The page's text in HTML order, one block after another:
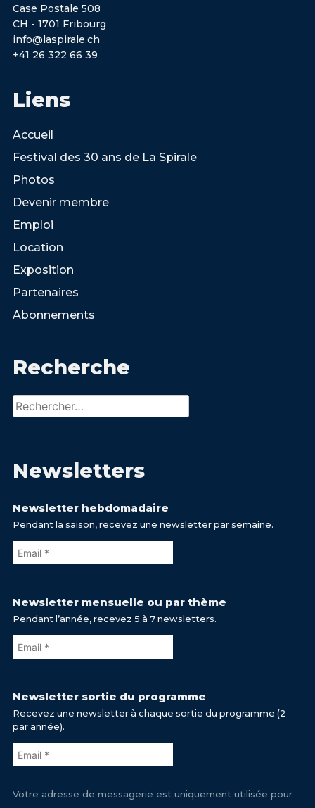
Case Postale 508
CH - 1701 Fribourg
info@laspirale.ch
+41 26 322 66 39
Liens
Accueil
Festival des 30 ans de La Spirale
Photos
Devenir membre
Emploi
Location
Exposition
Partenaires
Abonnements
Recherche
Rechercher :
Newsletters
Newsletter hebdomadaire
Pendant la saison, recevez une newsletter par semaine.
Newsletter mensuelle ou par thème
Pendant l’année, recevez 5 à 7 newsletters.
Newsletter sortie du programme
Recevez une newsletter à chaque sortie du programme (2
par année).
Votre adresse de messagerie est uniquement utilisée pour